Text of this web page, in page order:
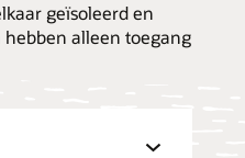
geïsoleerd en
alleen toegang